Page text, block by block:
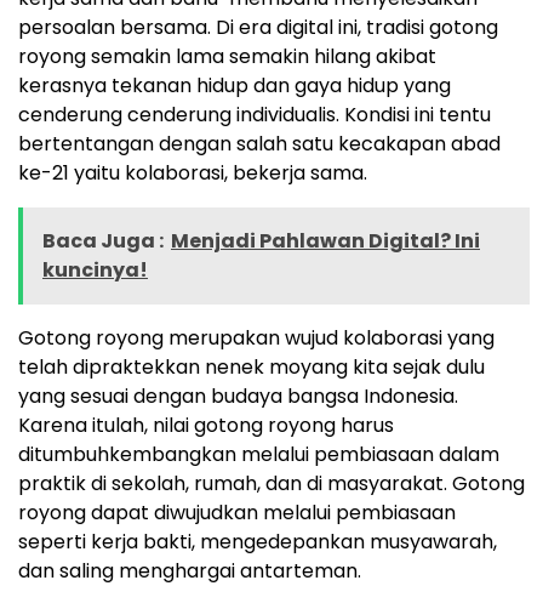
persoalan bersama. Di era digital ini, tradisi gotong
royong semakin lama semakin hilang akibat
kerasnya tekanan hidup dan gaya hidup yang
cenderung cenderung individualis. Kondisi ini tentu
bertentangan dengan salah satu kecakapan abad
ke-21 yaitu kolaborasi, bekerja sama.
Baca Juga : Menjadi Pahlawan Digital? Ini
kuncinya!
Gotong royong merupakan wujud kolaborasi yang
telah dipraktekkan nenek moyang kita sejak dulu
yang sesuai dengan budaya bangsa Indonesia.
Karena itulah, nilai gotong royong harus
ditumbuhkembangkan melalui pembiasaan dalam
praktik di sekolah, rumah, dan di masyarakat. Gotong
royong dapat diwujudkan melalui pembiasaan
seperti kerja bakti, mengedepankan musyawarah,
dan saling menghargai antarteman.